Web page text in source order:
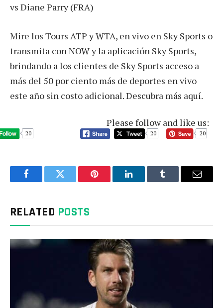
vs Diane Parry (FRA)
Mire los Tours ATP y WTA, en vivo en Sky Sports o
transmita con NOW y la aplicación Sky Sports,
brindando a los clientes de Sky Sports acceso a
más del 50 por ciento más de deportes en vivo
este año sin costo adicional. Descubra más aquí.
Please follow and like us:
20 20 20
FacebookTwitter Pinterest LinkedInTumblr Email
RELATED POSTS